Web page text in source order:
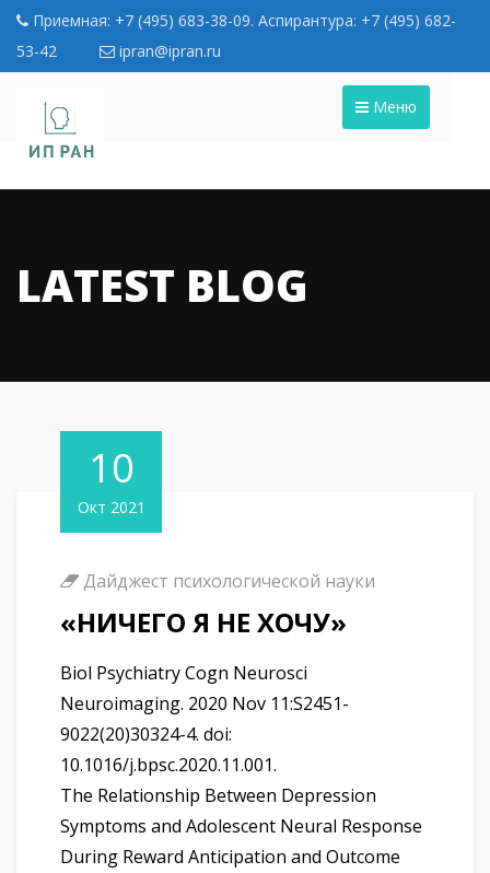
Приемная: +7 (495) 683-38-09. Аспирантура: +7 (495) 682-
53-42
ipran@ipran.ru
Меню
LATEST BLOG
10
Окт 2021
Дайджест психологической науки
«НИЧЕГО Я НЕ ХОЧУ»
Biol Psychiatry Cogn Neurosci
Neuroimaging. 2020 Nov 11:S2451-
9022(20)30324-4. doi:
10.1016/j.bpsc.2020.11.001.
The Relationship Between Depression
Symptoms and Adolescent Neural Response
During Reward Anticipation and Outcome